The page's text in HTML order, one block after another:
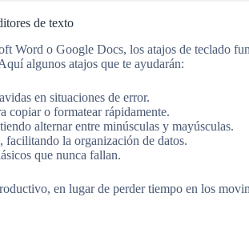
de texto
Word o Google Docs, los atajos de teclado
algunos atajos que te ayudarán:
en situaciones de error.
copiar o formatear rápidamente.
alternar entre minúsculas y mayúsculas.
facilitando la organización de datos.
que nunca fallan.
en lugar de perder tiempo en los